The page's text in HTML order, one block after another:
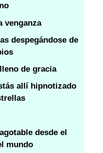
venganza
despegándose de
de gracia
allí hipnotizado
desde el
mundo